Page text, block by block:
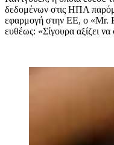
δεδομένων στις ΗΠΑ
εφαρμογή στην ΕΕ, ο «Mr.
ευθέως: «Σίγουρα αξίζει να